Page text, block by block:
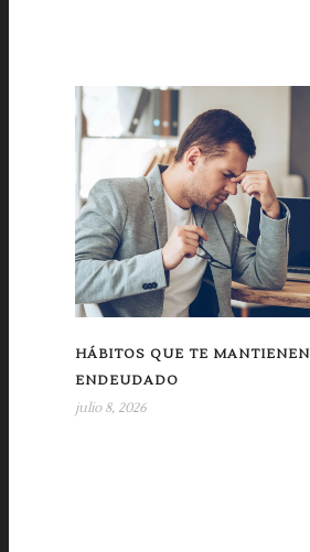
HÁBITOS QUE TE MANTIENEN
ENDEUDADO
julio 8, 2026